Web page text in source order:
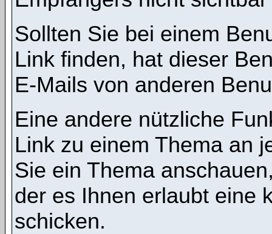
Sollten Sie bei einem
Link finden, hat dieser
E-Mails von anderen
Eine andere nützliche
Link zu einem Thema an
Sie ein Thema
der es Ihnen erlaubt eine
schicken.